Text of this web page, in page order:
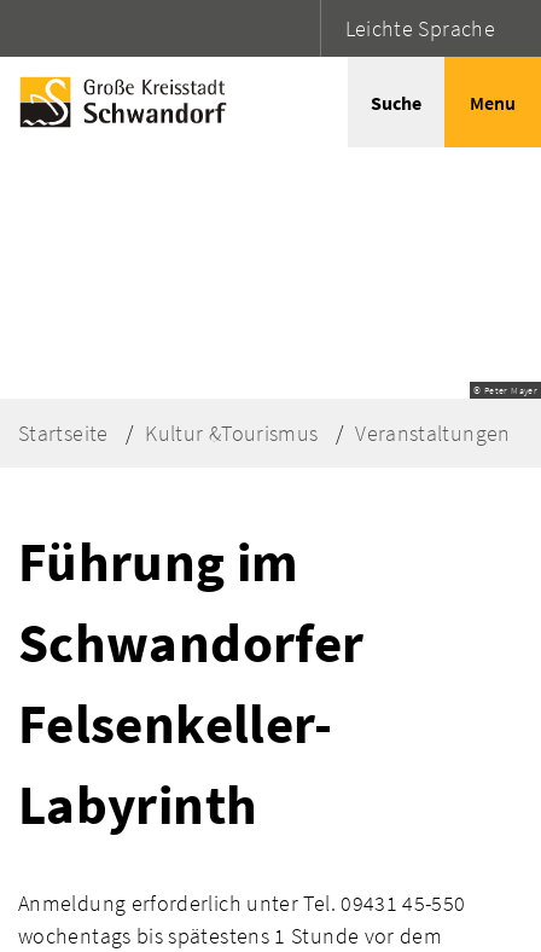
Leichte Sprache
Suche Menu
© Peter Mayer
Startseite Kultur &Tourismus Veranstaltungen
Führung im
Schwandorfer
Felsenkeller-
Labyrinth
Anmeldung erforderlich unter Tel. 09431 45-550
wochentags bis spätestens 1 Stunde vor dem